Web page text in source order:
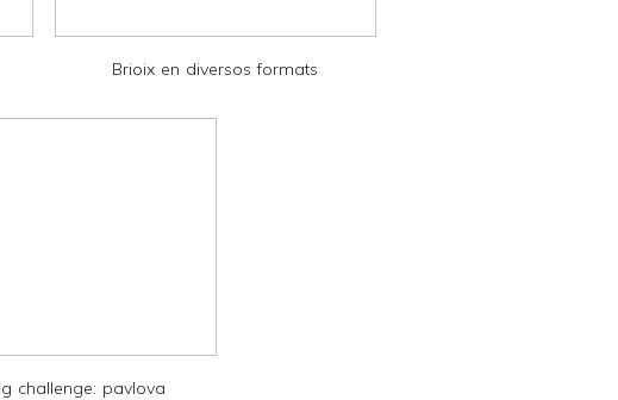
Brioix en diversos formats
challenge: pavlova